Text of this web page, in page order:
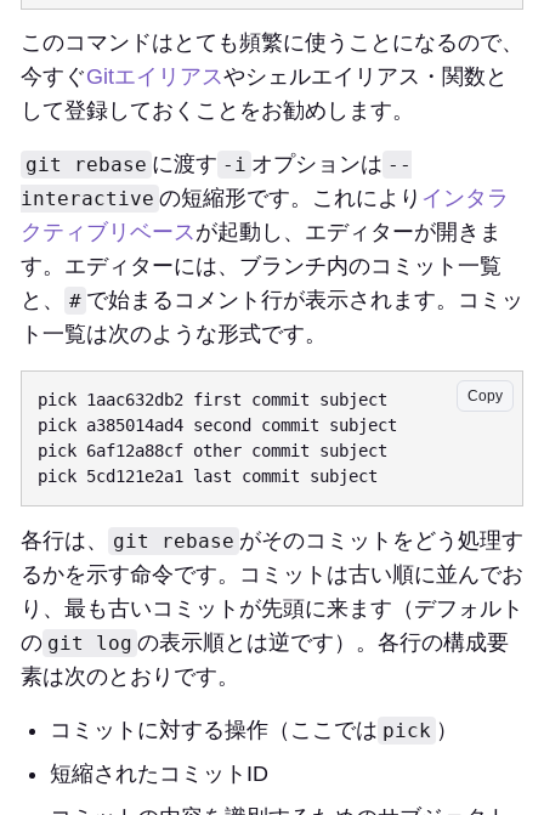
このコマンドはとても頻繁に使うことになるので、
今すぐGitエイリアスやシェルエイリアス・関数と
して登録しておくことをお勧めします。
git rebase に渡す -i オプションは --
interactive の短縮形です。これにより インタラ
クティブリベースが起動し、エディターが開きま
す。エディターには、ブランチ内のコミット一覧
と、
# で始まるコメント行が表示されます。コミッ
ト一覧は次のような形式です。
Copy
pick 1aac632db2 first commit subject
pick a385014ad4 second commit subject
pick 6af12a88cf other commit subject
各行は、 git rebase がそのコミットをどう処理す
るかを示す命令です。コミットは古い順に並んでお
り、最も古いコミットが先頭に来ます（デフォルト
の git log の表示順とは逆です）。各行の構成要
素は次のとおりです。
コミットに対する操作（ここでは pick ）
短縮されたコミットID